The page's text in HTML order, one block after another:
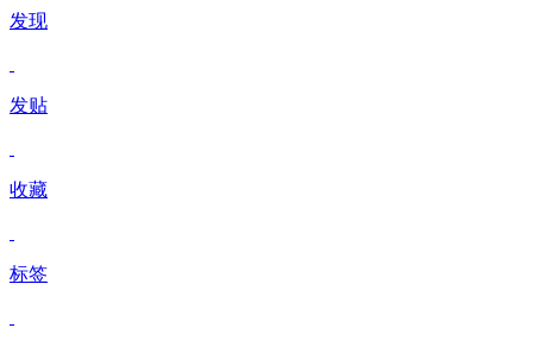
发现
发贴
收藏
标签